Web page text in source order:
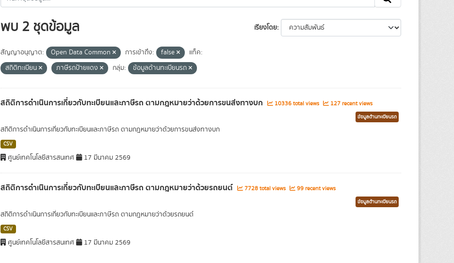
เรียงโดย
พบ 2 ชุดข้อมูล
สัญญาอนุญาต: Open Data Common การเข้าถึง: false
แท็ค:
สถิติทะเบียน
ภาษีรถป้ายแดง กลุ่ม: ข้อมูลด้านทะเบียนรถ
สถิติการดำเนินการเกี่ยวกับทะเบียนและภาษีรถ ตามกฎหมายว่าด้วยการขนส่งทางบก 10336 total views 127 recent views
ข้อมูลด้านทะเบียนรถ
สถิติการดำเนินการเกี่ยวกับทะเบียนและภาษีรถ ตามกฎหมายว่าด้วยการขนส่งทางบก
CSV
ศูนย์เทคโนโลยีสารสนเทศ 17 มีนาคม 2569
สถิติการดำเนินการเกี่ยวกับทะเบียนและภาษีรถ ตามกฎหมายว่าด้วยรถยนต์ 7728 total views 99 recent views
ข้อมูลด้านทะเบียนรถ
สถิติการดำเนินการเกี่ยวกับทะเบียนและภาษีรถ ตามกฎหมายว่าด้วยรถยนต์
CSV
ศูนย์เทคโนโลยีสารสนเทศ 17 มีนาคม 2569